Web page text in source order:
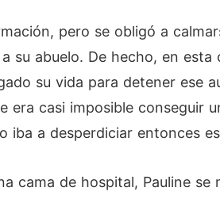
pero se obligó a
su abuelo. De hecho, en esta
su vida para detener ese
era casi imposible conseguir
iba a desperdiciar entonces
cama de hospital, Pauline